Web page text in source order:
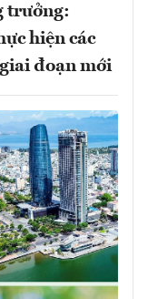
trưởng:
hiện các
đoạn mới